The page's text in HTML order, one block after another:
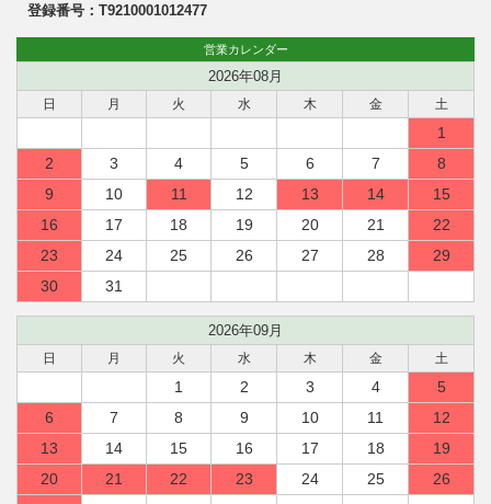
登録番号：T9210001012477
営業カレンダー
2026年08月
日 月 火 水 木 金 土
1
2
3 4 5 6 7
8
9
10 11 12 13 14
15
16
17 18 19 20 21
22
23
24 25 26 27 28
29
30
31
2026年09月
日 月 火 水 木 金 土
1 2 3 4
5
6
7 8 9 10 11
12
13
14 15 16 17 18
19
20
21 22 23 24 25
26